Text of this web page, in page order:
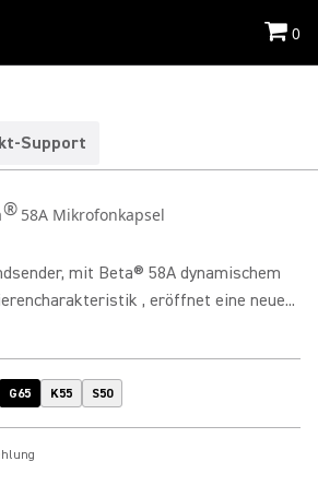
0
Support
®58A Mikrofonkapsel
mit Beta® 58A dynamischem
, eröffnet eine neue...
G65 K55 S50